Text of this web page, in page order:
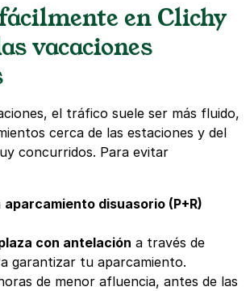
en Clichy
vacaciones
el tráfico suele ser más fluido,
cerca de las estaciones y del
concurridos. Para evitar
aparcamiento disuasorio (P+R)
con antelación a través de
garantizar tu aparcamiento.
de menor afluencia, antes de las